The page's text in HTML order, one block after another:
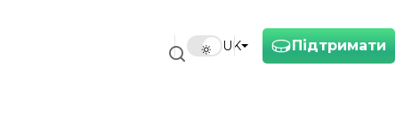
Підтримати
UK